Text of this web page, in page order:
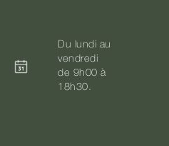
Du lundi au
vendredi
de 9h00 à
18h30.